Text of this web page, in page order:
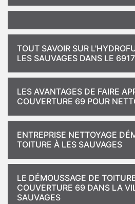
TOUT SAVOIR SUR
LES SAUVAGES DANS LE
LES AVANTAGES DE FAIRE
COUVERTURE 69 POUR
ENTREPRISE NETTOYAGE
TOITURE À LES SAUVAGES
LE DÉMOUSSAGE DE
COUVERTURE 69 DANS LA
SAUVAGES